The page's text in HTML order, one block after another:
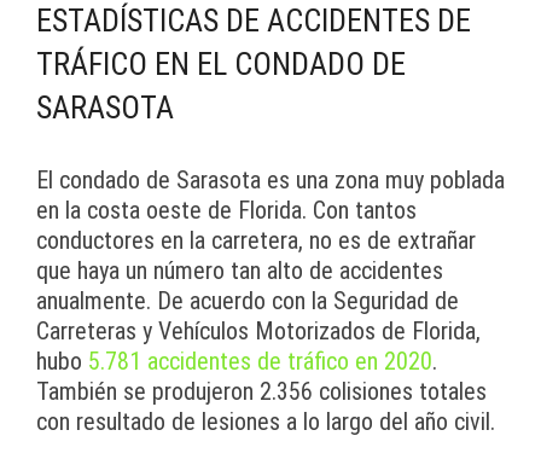
ESTADÍSTICAS DE ACCIDENTES DE
TRÁFICO EN EL CONDADO DE
SARASOTA
El condado de Sarasota es una zona muy poblada
en la costa oeste de Florida. Con tantos
conductores en la carretera, no es de extrañar
que haya un número tan alto de accidentes
anualmente. De acuerdo con la Seguridad de
Carreteras y Vehículos Motorizados de Florida,
hubo 5.781 accidentes de tráfico en 2020.
También se produjeron 2.356 colisiones totales
con resultado de lesiones a lo largo del año civil.